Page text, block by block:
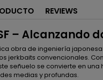
REVIEWS
SF –
obra de ingeniería
jerkbaits convencionales.
señuelo se convierte en
medias y profundas.